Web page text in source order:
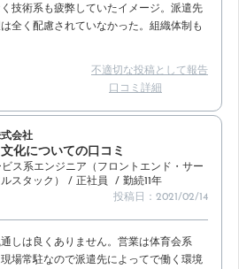
技術系も疲弊していたイメージ。派遣先
全く配慮されていなかった。組織体制も
不適切な投稿として報告
口コミ詳細
会社
化についての口コミ
ス系エンジニア（フロントエンド・サー
スタック）
/ 正社員
/ 勤続11年
投稿日：2021/02/14
しは良くありません。営業は体育会系
場常駐なので派遣先によってで働く環境